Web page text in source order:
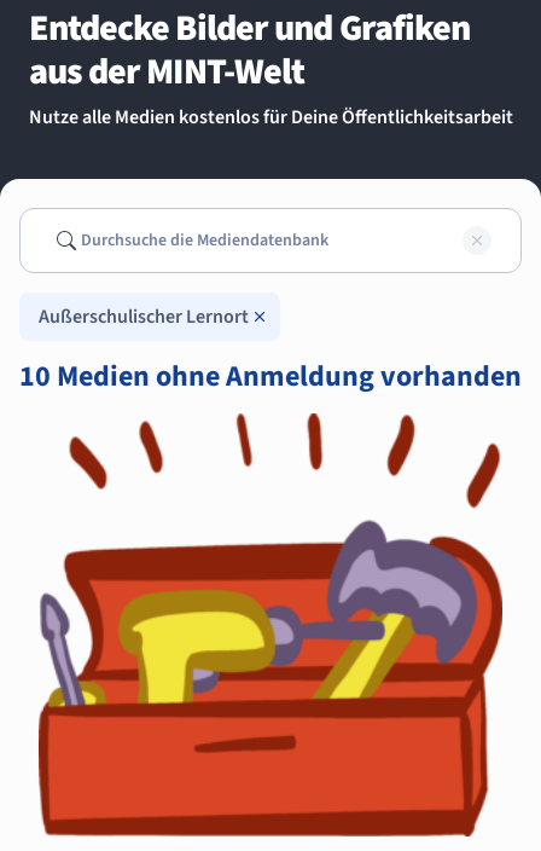
Entdecke Bilder und Grafiken
aus der MINT-Welt
Nutze alle Medien kostenlos für Deine Öffentlichkeitsarbeit
Suchen
Außerschulischer Lernort
10 Medien ohne Anmeldung vorhanden